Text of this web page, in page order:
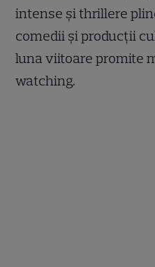
intense și thrillere
comedii și producții
luna viitoare promite
watching.